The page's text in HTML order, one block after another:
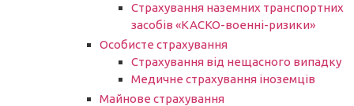
Страхування наземних транспортних
засобів «КАСКО-военні-ризики»
Особисте страхування
Страхування від нещасного випадку
Медичне страхування іноземців
Майнове страхування